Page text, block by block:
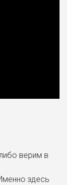
верим в
здесь